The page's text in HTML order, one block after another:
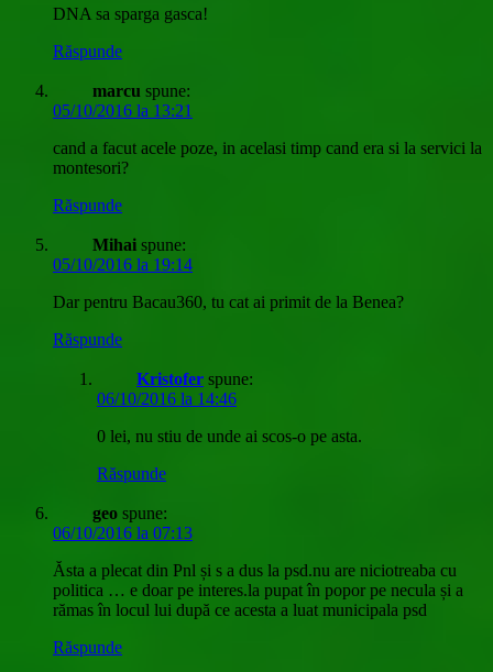
DNA sa sparga gasca!
Răspunde
marcu spune:
05/10/2016 la 13:21
cand a facut acele poze, in acelasi timp cand era si la servici la
montesori?
Răspunde
Mihai spune:
05/10/2016 la 19:14
Dar pentru Bacau360, tu cat ai primit de la Benea?
Răspunde
Kristofer spune:
06/10/2016 la 14:46
0 lei, nu stiu de unde ai scos-o pe asta.
Răspunde
geo spune:
06/10/2016 la 07:13
Ăsta a plecat din Pnl și s a dus la psd.nu are niciotreaba cu
politica … e doar pe interes.la pupat în popor pe necula și a
rămas în locul lui după ce acesta a luat municipala psd
Răspunde